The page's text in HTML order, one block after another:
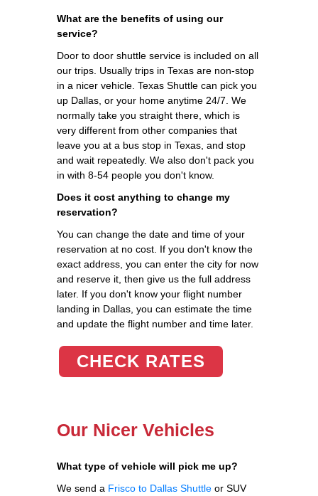
What are the benefits of using our
service?
Door to door shuttle service is included on all
our trips. Usually trips in Texas are non-stop
in a nicer vehicle. Texas Shuttle can pick you
up Dallas, or your home anytime 24/7. We
normally take you straight there, which is
very different from other companies that
leave you at a bus stop in Texas, and stop
and wait repeatedly. We also don't pack you
in with 8-54 people you don't know.
Does it cost anything to change my
reservation?
You can change the date and time of your
reservation at no cost. If you don't know the
exact address, you can enter the city for now
and reserve it, then give us the full address
later. If you don't know your flight number
landing in Dallas, you can estimate the time
and update the flight number and time later.
CHECK RATES
Our Nicer Vehicles
What type of vehicle will pick me up?
We send a Frisco to Dallas Shuttle or SUV